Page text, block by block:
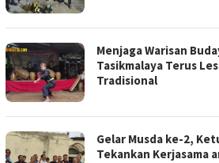
Menjaga Warisan
Tasikmalaya Terus
Tradisional
Gelar Musda ke-2,
Tekankan Kerjasama